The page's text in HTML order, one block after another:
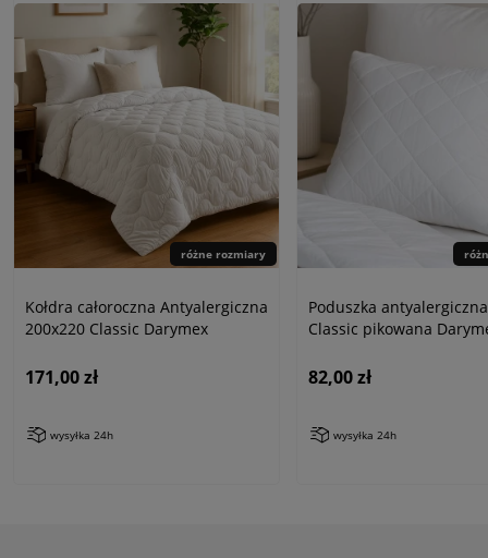
różne rozmiary
Kołdra całoroczna Antyalergiczna
200x220 Classic Darymex
171,00 zł
wysyłka 24h
Poduszka
Classic pikowana
82,00 zł
wysyłka 24h